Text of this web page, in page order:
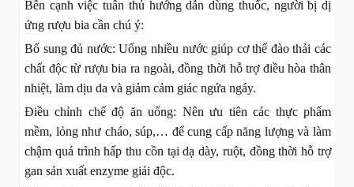
Bên cạnh việc tuân thủ hướng dẫn dùng thuốc, người bị dị
ứng rượu bia cần chú ý:
Bổ sung đủ nước: Uống nhiều nước giúp cơ thể đào thải các
chất độc từ rượu bia ra ngoài, đồng thời hỗ trợ điều hòa thân
nhiệt, làm dịu da và giảm cảm giác ngứa ngáy.
Điều chỉnh chế độ ăn uống: Nên ưu tiên các thực phẩm
mềm, lỏng như cháo, súp,… để cung cấp năng lượng và làm
chậm quá trình hấp thu cồn tại dạ dày, ruột, đồng thời hỗ trợ
gan sản xuất enzyme giải độc.